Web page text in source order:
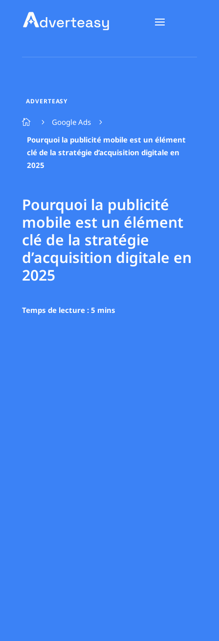
ADVERTEASY
 5 Google Ads 5
Pourquoi la publicité mobile est un élément
clé de la stratégie d’acquisition digitale en
2025
Pourquoi la publicité
mobile est un élément
clé de la stratégie
d’acquisition digitale en
2025